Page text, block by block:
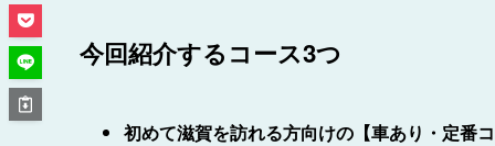
今回紹介するコース3つ
初めて滋賀を訪れる方向けの【車あり・定番